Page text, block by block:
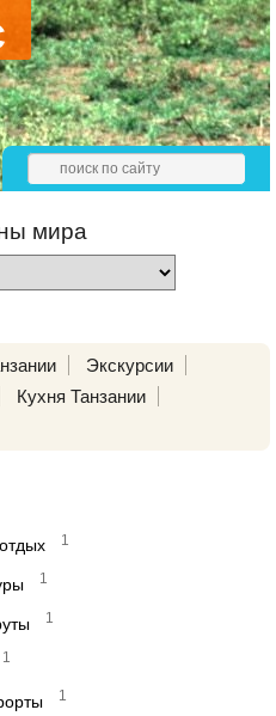
мира
Экскурсии
Кухня Танзании
1
1
1
1
1